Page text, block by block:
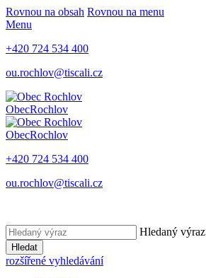
Rovnou na obsah Rovnou na menu
Menu
+420 724 534 400
ou.rochlov@tiscali.cz
ObecRochlov
ObecRochlov
+420 724 534 400
ou.rochlov@tiscali.cz
Hledaný výraz
Hledat
rozšířené vyhledávání